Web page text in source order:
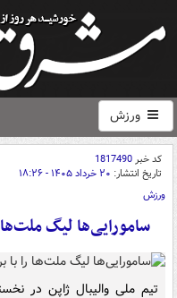
ورزش
کد خبر1817490
تاریخ انتشار: ۲۰ خرداد ۱۴۰۵ - ۱۸:۲۶
ورزش
سامورایی‌ها لیگ